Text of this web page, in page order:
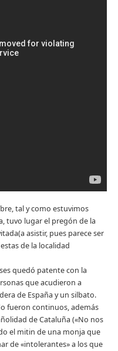
tal y como estuvimos
tuvo lugar el pregón de la
asistir, pues parece ser
de la localidad
quedó patente con la
que acudieron a
de España y un silbato.
fueron continuos, además
de Cataluña («No nos
el mitin de una monja que
de «intolerantes» a los que